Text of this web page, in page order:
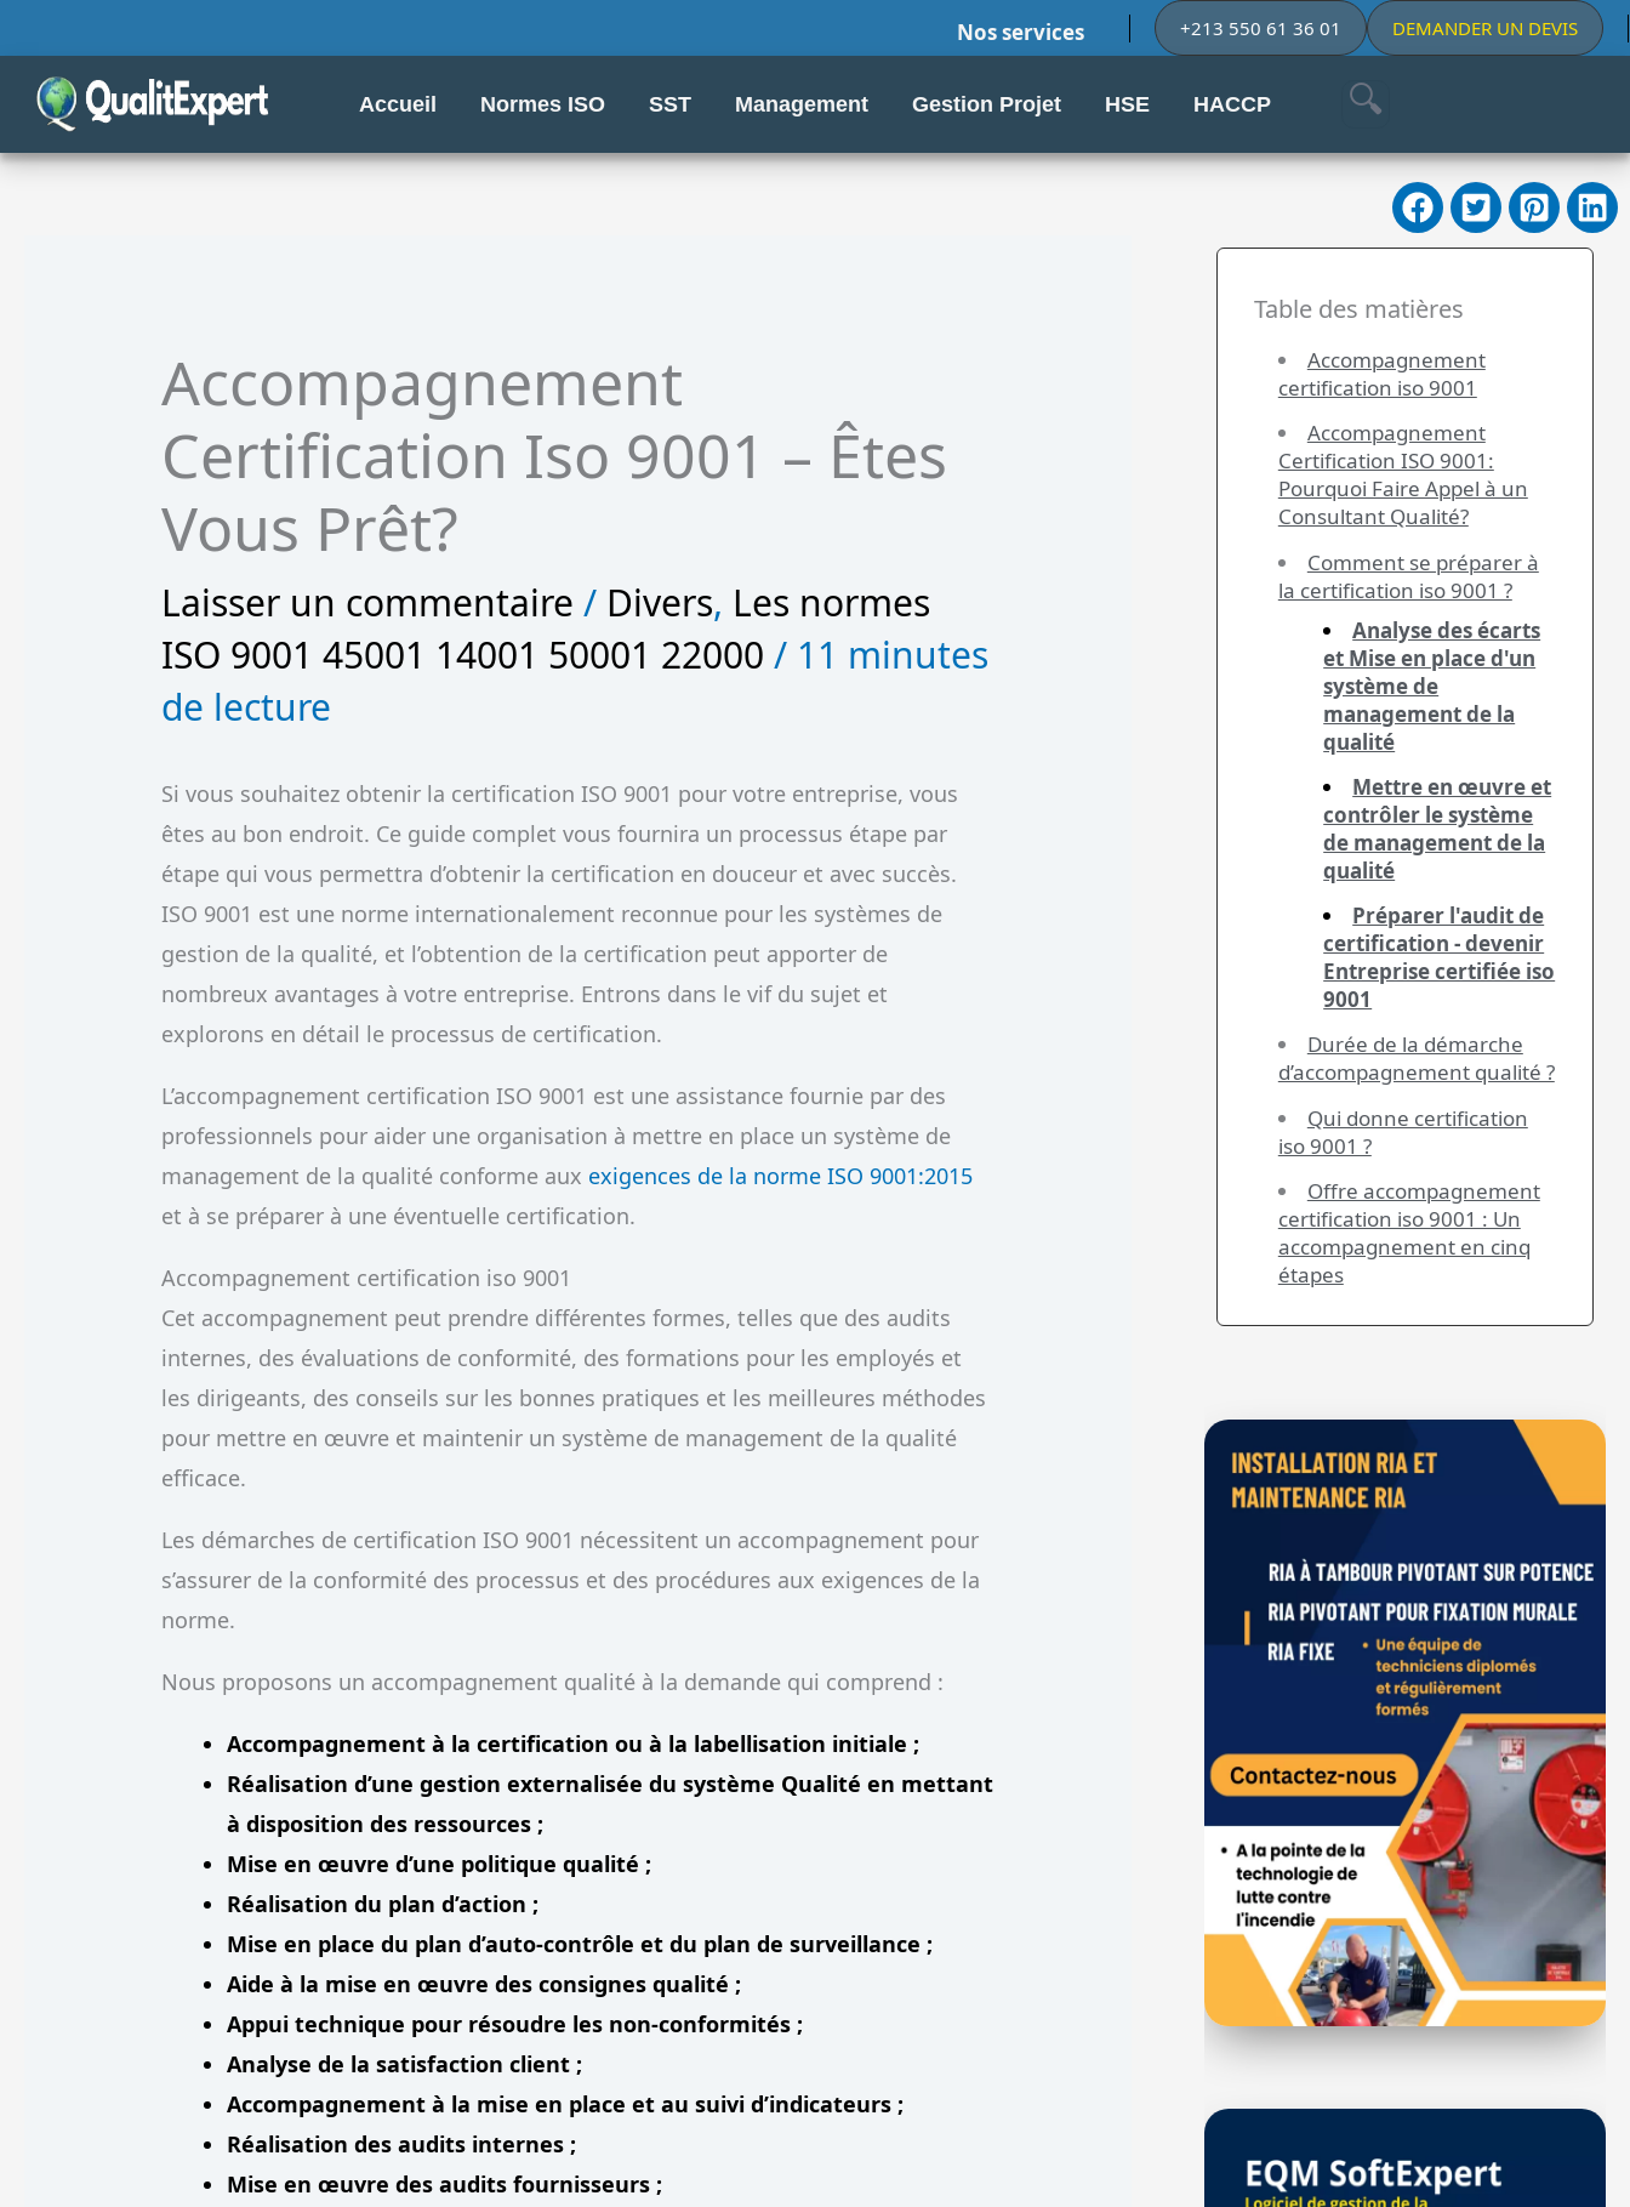
au
contenu
Nos services +213 550 61 36 01 DEMANDER UN DEVIS
Accueil Normes ISO SST Management Gestion Projet HSE HACCP
Accompagnement
Certification Iso 9001 – Êtes
Vous Prêt?
Laisser un commentaire / Divers, Les normes
ISO 9001 45001 14001 50001 22000 / 11 minutes
de lecture
Si vous souhaitez obtenir la certification ISO 9001 pour votre entreprise, vous
êtes au bon endroit. Ce guide complet vous fournira un processus étape par
étape qui vous permettra d’obtenir la certification en douceur et avec succès.
ISO 9001 est une norme internationalement reconnue pour les systèmes de
gestion de la qualité, et l’obtention de la certification peut apporter de
nombreux avantages à votre entreprise. Entrons dans le vif du sujet et
explorons en détail le processus de certification.
L’accompagnement certification ISO 9001 est une assistance fournie par des
professionnels pour aider une organisation à mettre en place un système de
management de la qualité conforme aux exigences de la norme ISO 9001:2015
et à se préparer à une éventuelle certification.
Accompagnement certification iso 9001
Cet accompagnement peut prendre différentes formes, telles que des audits
internes, des évaluations de conformité, des formations pour les employés et
les dirigeants, des conseils sur les bonnes pratiques et les meilleures méthodes
pour mettre en œuvre et maintenir un système de management de la qualité
efficace.
Les démarches de certification ISO 9001 nécessitent un accompagnement pour
s’assurer de la conformité des processus et des procédures aux exigences de la
norme.
Nous proposons un accompagnement qualité à la demande qui comprend :
Accompagnement à la certification ou à la labellisation initiale ;
Réalisation d’une gestion externalisée du système Qualité en mettant
à disposition des ressources ;
Mise en œuvre d’une politique qualité ;
Réalisation du plan d’action ;
Mise en place du plan d’auto-contrôle et du plan de surveillance ;
Aide à la mise en œuvre des consignes qualité ;
Appui technique pour résoudre les non-conformités ;
Analyse de la satisfaction client ;
Accompagnement à la mise en place et au suivi d’indicateurs ;
Réalisation des audits internes ;
Mise en œuvre des audits fournisseurs ;
Table des matières
Accompagnement
certification iso 9001
Accompagnement
Certification ISO 9001:
Pourquoi Faire Appel à un
Consultant Qualité?
Comment se préparer à
la certification iso 9001 ?
Analyse des écarts
et Mise en place d'un
système de
management de la
qualité
Mettre en œuvre et
contrôler le système
de management de la
qualité
Préparer l'audit de
certification - devenir
Entreprise certifiée iso
9001
Durée de la démarche
d’accompagnement qualité ?
Qui donne certification
iso 9001 ?
Offre accompagnement
certification iso 9001 : Un
accompagnement en cinq
étapes